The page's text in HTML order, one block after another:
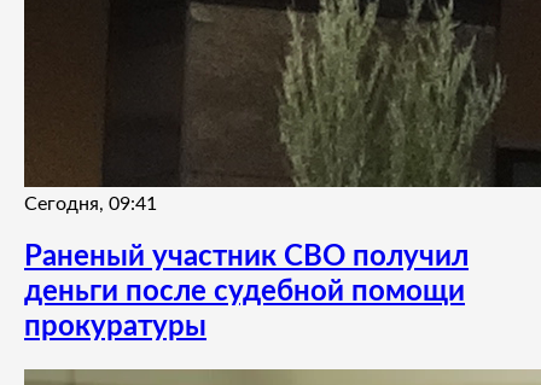
Сегодня, 09:41
Раненый участник СВО получил
деньги после судебной помощи
прокуратуры